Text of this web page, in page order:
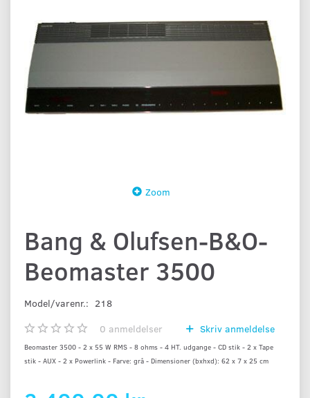
Zoom
Bang & Olufsen-B&O-
Beomaster 3500
Model/varenr.: 218
0 anmeldelser Skriv anmeldelse
Beomaster 3500 - 2 x 55 W RMS - 8 ohms - 4 HT. udgange - CD stik - 2 x Tape
stik - AUX - 2 x Powerlink - Farve: grå - Dimensioner (bxhxd): 62 x 7 x 25 cm